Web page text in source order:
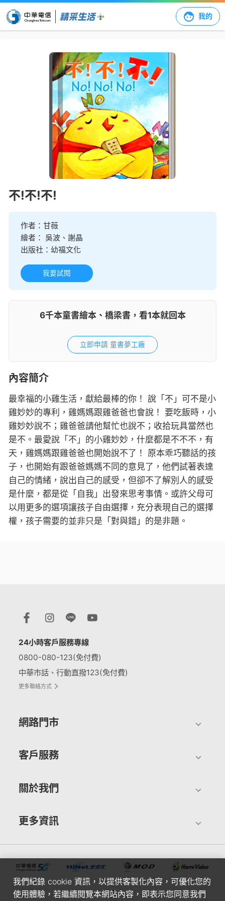
我的
不!不!不!
作者： 甘薇
繪者： 吳波、謝晶
出版社： 幼福文化
我要試閱
6千本童書繪本、橋梁書，看1本就回本
立即申請 童書夢工廠
內容簡介
最幸福的小雞生活，獻給最棒的你！ 說「不」可不是小
雞妙妙的專利，雞媽媽跟雞爸爸也會說！ 要吃飯時，小
雞妙妙說不；雞爸爸請他幫忙也說不；收拾玩具當然也
是不。最愛說「不」的小雞妙妙，什麼都是不不不，有
天，雞媽媽跟雞爸爸也開始說不了！ 原本乖巧聽話的孩
子，也開始有跟爸爸媽媽不同的意見了，他們試著表達
自己的情緒，說出自己的感受，但卻不了解別人的感受
是什麼，都是從「自我」出發來思考事情。或許父母可
以用更多的選項讓孩子自由選擇，充分表現自己的選擇
權，孩子需要的並非只是「對與錯」的是非題。
24小時客戶服務專線
0800-080-123(免付費)
中華市話、行動直撥123(免付費)
更多聯絡方式
網路門市
客戶服務
關於我們
更多資訊
我們紀錄 cookie 資訊，以提供客製化內容，可優化您的
使用體驗，若繼續閱覽本網站內容，即表示您同意我們